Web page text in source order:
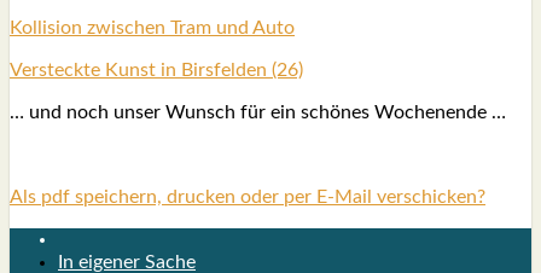
Kol­li­si­on zwi­schen Tram und Auto
Ver­steck­te Kunst in Birs­fel­den (26)
… und noch unser Wunsch für ein schö­nes Wochen­en­de …
Als pdf speichern, drucken oder per E-Mail verschicken?
In eigener Sache